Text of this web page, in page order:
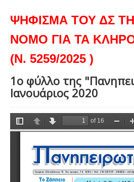
ΨΗΦΙΣΜΑ ΤΟΥ ΔΣ
ΝΟΜΟ ΓΙΑ ΤΑ
(Ν. 5259/2025 )
1ο φύλλο της
Ιανουάριος 2020